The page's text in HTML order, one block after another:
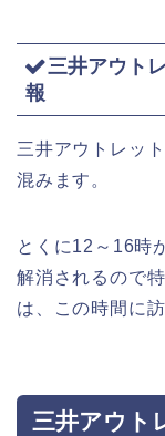
三井アウト
報
三井アウトレッ
混みます。
とくに12～16時
解消されるので
は、この時間に
三井アウト